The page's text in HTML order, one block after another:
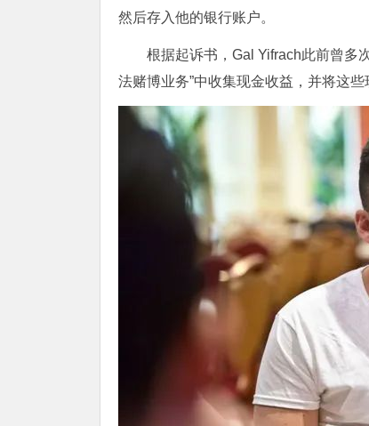
然后存入他的银行账户。
根据起诉书，Gal Yifrach此前曾多
法赌博业务”中收集现金收益，并将这